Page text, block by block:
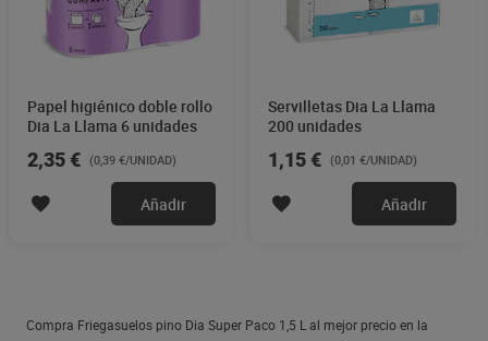
Papel higiénico doble rollo
Dia La Llama 6 unidades
2,35 € (0,39 €/UNIDAD)
Añadir
Servilletas Dia La Llama
200 unidades
1,15 € (0,01 €/UNIDAD)
Añadir
Compra Friegasuelos pino Dia Super Paco 1,5 L al mejor precio en la